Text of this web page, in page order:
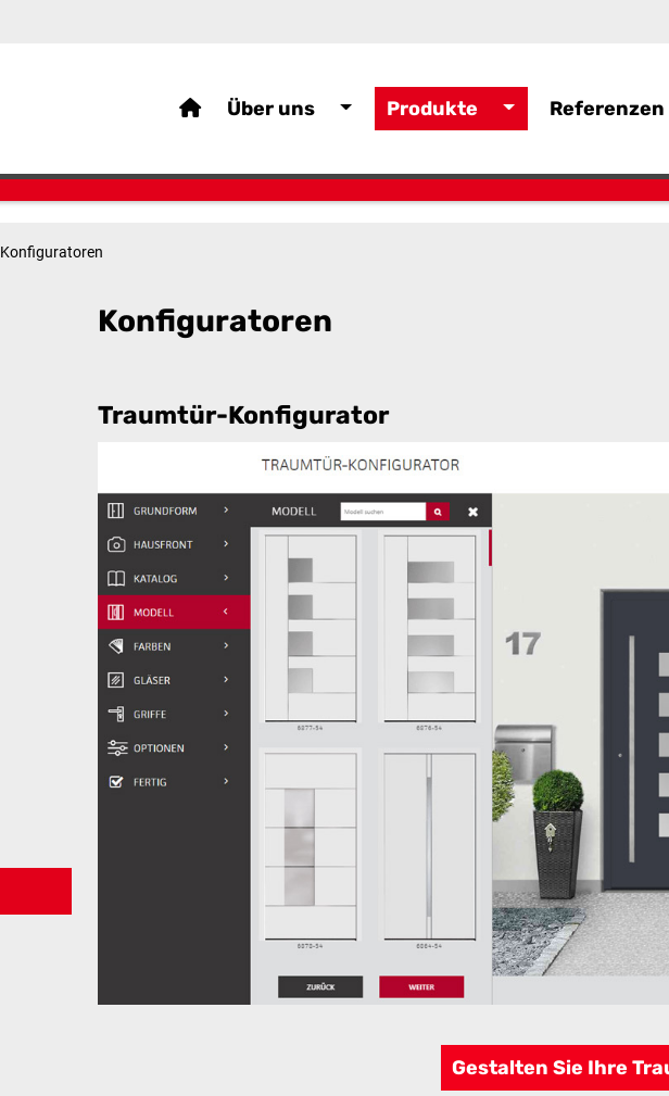
Über uns Produkte Referenzen
Konfiguratoren
Konfiguratoren
Traumtür-Konfigurator
Gestalten Sie Ihre